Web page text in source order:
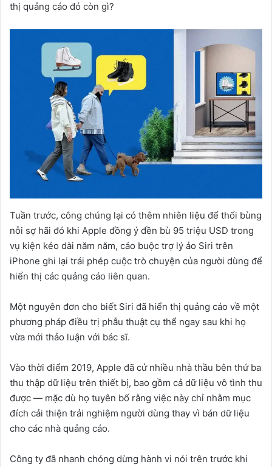
thị quảng cáo đó còn gì?
Tuần trước, công chúng lại có thêm nhiên liệu để thổi bùng
nỗi sợ hãi đó khi Apple đồng ý đền bù 95 triệu USD trong
vụ kiện kéo dài năm năm, cáo buộc trợ lý ảo Siri trên
iPhone ghi lại trái phép cuộc trò chuyện của người dùng để
hiển thị các quảng cáo liên quan.
Một nguyên đơn cho biết Siri đã hiển thị quảng cáo về một
phương pháp điều trị phẫu thuật cụ thể ngay sau khi họ
vừa mới thảo luận với bác sĩ.
Vào thời điểm 2019, Apple đã cử nhiều nhà thầu bên thứ ba
thu thập dữ liệu trên thiết bị, bao gồm cả dữ liệu vô tình thu
được — mặc dù họ tuyên bố rằng việc này chỉ nhằm mục
đích cải thiện trải nghiệm người dùng thay vì bán dữ liệu
cho các nhà quảng cáo.
Công ty đã nhanh chóng dừng hành vi nói trên trước khi